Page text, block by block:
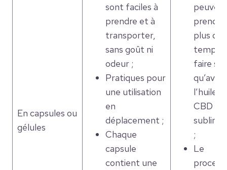
En capsules ou
gélules
sont faciles à
prendre et à
transporter,
sans goût ni
odeur ;
Pratiques pour
une utilisation
en
déplacement ;
Chaque
capsule
contient une
prendre
plus de
temps
faire
qu’avec
l’huile
CBD
;
Le